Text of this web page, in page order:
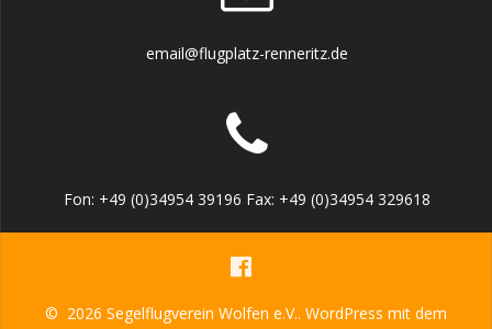
email@flugplatz-renneritz.de
Fon: +49 (0)34954 39196 Fax: +49 (0)34954 329618
© 2026 Segelflugverein Wolfen e.V.. WordPress mit dem